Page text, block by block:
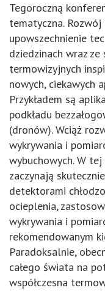
Tegoroczną
tematyczna.
upowszechnienie
dziedzinach wraz
termowizyjnych
nowych, ciekawych
Przykładem są
podkładu
(dronów). Wciąż
wykrywania i
wybuchowych. W
zaczynają
detektorami
ocieplenia,
wykrywania i
rekomendowanym
Paradoksalnie,
całego świata na
współczesna